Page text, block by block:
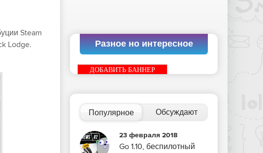
Steam
Lodge.
Разное но интересное
ДОБАВИТЬ БАННЕР
Популярное Обсуждают
23 февраля 2018
Go 1.10, беспилотный